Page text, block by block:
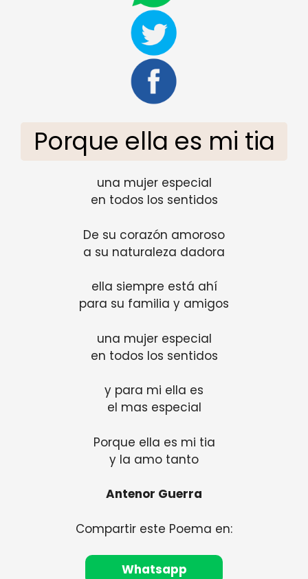
Porque ella es mi tia
una mujer especial
en todos los sentidos
De su corazón amoroso
a su naturaleza dadora
ella siempre está ahí
para su familia y amigos
una mujer especial
en todos los sentidos
y para mi ella es
el mas especial
Porque ella es mi tia
y la amo tanto
Antenor Guerra
Compartir este Poema en:
Whatsapp